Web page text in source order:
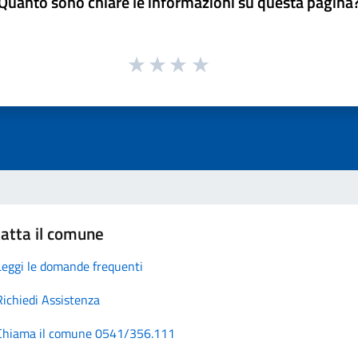
il comune
le domande frequenti
Assistenza
il comune 0541/356.111